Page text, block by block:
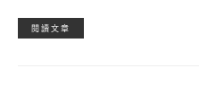
閱讀文章